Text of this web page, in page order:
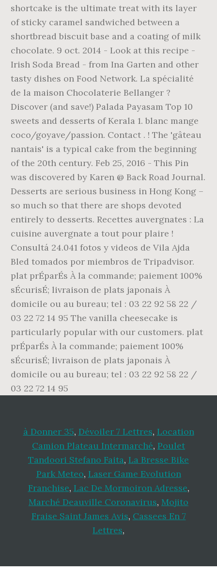
shortcake is the ultimate treat with its layer
of sticky caramel sandwiched between a
shortbread biscuit base and a coating of milk
chocolate. 9 oct. 2014 - Look at this recipe -
Irish Soda Bread - from Ina Garten and other
tasty dishes on Food Network. La spécialité
de la maison Chocolaterie Bellanger ?
Discover (and save!) Palada Payasam Top 10
sweets and desserts of Kerala 1. blanc mange
coco/goyave/passion. Contact . ! The 'gâteau
nantais' is a typical cake from the beginning
of the 20th century. Feb 25, 2016 - This Pin
was discovered by Karen @ Back Road Journal.
Desserts are serious business in Hong Kong –
so much so that there are shops devoted
entirely to desserts. Recettes auvergnates : La
cuisine auvergnate a tout pour plaire !
Consultá 24.041 fotos y videos de Vila Ajda
Bled tomados por miembros de Tripadvisor.
plat prÉparÉs À la commande; paiement 100%
sÉcurisÉ; livraison de plats japonais À
domicile ou au bureau; tel : 03 22 92 58 22 /
03 22 72 14 95 The vanilla cheesecake is
particularly popular with our customers. plat
prÉparÉs À la commande; paiement 100%
sÉcurisÉ; livraison de plats japonais À
domicile ou au bureau; tel : 03 22 92 58 22 /
03 22 72 14 95
à Donner 35, Dévoiler 7 Lettres, Location
Camion Plateau Intermarché, Poulet
Tandoori Stefano Faita, La Bresse Bike
Park Meteo, Laser Game Evolution
Franchise, Lac De Mormoiron Adresse,
Marché Deauville Coronavirus, Mojito
Fraise Saint James Avis, Cassees En 7
Lettres,